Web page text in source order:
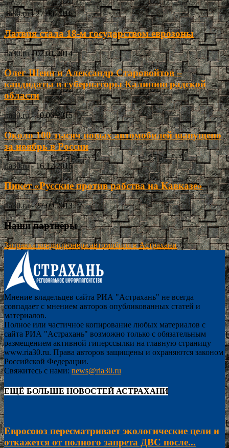
ria30.ru - 27.06.2016
Латвия стала 18-м государством еврозоны
ria30.ru - 02.01.2014
Олег Шеин и Александр Старовойтов –
кандидаты в губернаторы Калининградской
области
ria30.ru - 10.06.2015
Около 100 тысяч новых автомобилей выпущено
за ноябрь в России
ria30.ru - 16.12.2015
Пикет «Русские против рабства на Кавказе»
ria30.ru - 27.09.2013
Наши партнёры
Заправка кондиционера автомобиля в Астрахани
Мнение владельцев сайта РИА "Астрахань" не всегда
совпадает с мнением авторов опубликованных статей и
материалов.
Полное или частичное копирование любых материалов с
сайта РИА "Астрахань" возможно только с обязательным
размещением активной гиперссылки на главную страницу
www.ria30.ru. Права авторов защищены и охраняются законом
Российской Федерации.
Свяжитесь с нами: news@ria30.ru
ЕЩЁ БОЛЬШЕ НОВОСТЕЙ АСТРАХАНИ
Евросоюз пересматривает экологические цели и
откажется от полного запрета ДВС после...